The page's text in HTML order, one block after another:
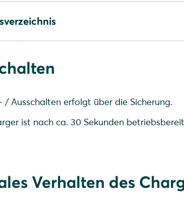
des Chargers
/ Ausschalten erfolgt über die Sicherung.
ist nach ca. 30 Sekunden
Verhalten des